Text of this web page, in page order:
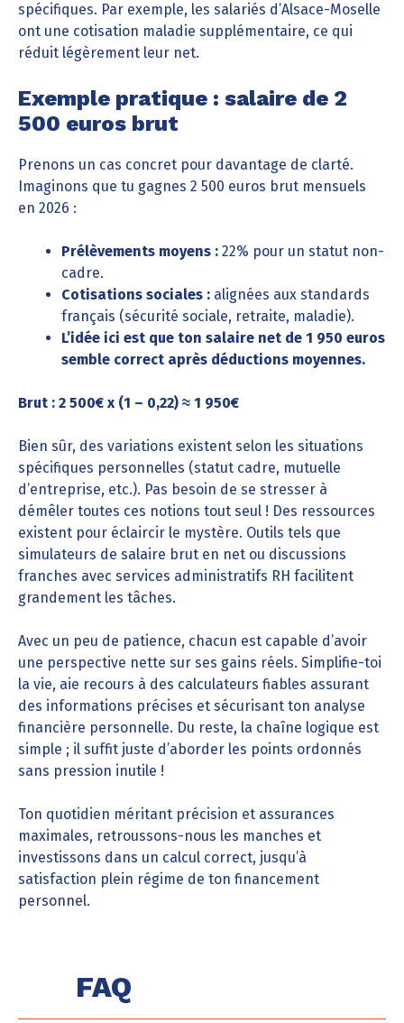
spécifiques. Par exemple, les salariés d’Alsace-Moselle
ont une cotisation maladie supplémentaire, ce qui
réduit légèrement leur net.
Exemple pratique : salaire de 2
500 euros brut
Prenons un cas concret pour davantage de clarté.
Imaginons que tu gagnes 2 500 euros brut mensuels
en 2026 :
Prélèvements moyens : 22% pour un statut non-
cadre.
Cotisations sociales : alignées aux standards
français (sécurité sociale, retraite, maladie).
L’idée ici est que ton salaire net de 1 950 euros
semble correct après déductions moyennes.
Brut : 2 500€ x (1 – 0,22) ≈ 1 950€
Bien sûr, des variations existent selon les situations
spécifiques personnelles (statut cadre, mutuelle
d’entreprise, etc.). Pas besoin de se stresser à
démêler toutes ces notions tout seul ! Des ressources
existent pour éclaircir le mystère. Outils tels que
simulateurs de salaire brut en net ou discussions
franches avec services administratifs RH facilitent
grandement les tâches.
Avec un peu de patience, chacun est capable d’avoir
une perspective nette sur ses gains réels. Simplifie-toi
la vie, aie recours à des calculateurs fiables assurant
des informations précises et sécurisant ton analyse
financière personnelle. Du reste, la chaîne logique est
simple ; il suffit juste d’aborder les points ordonnés
sans pression inutile !
Ton quotidien méritant précision et assurances
maximales, retroussons-nous les manches et
investissons dans un calcul correct, jusqu’à
satisfaction plein régime de ton financement
personnel.
FAQ